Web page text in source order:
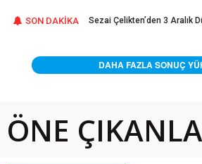
SON DAKİKA
Üretmeye Sezai Çelikten’den 3 Aralık
DAHA FAZLA SONUÇ
ÖNE